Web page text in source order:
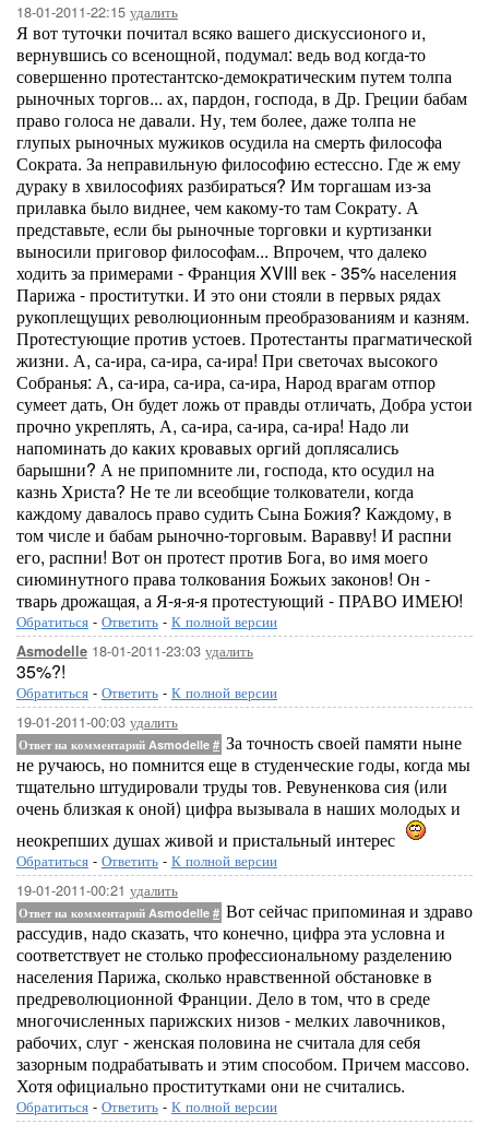
18-01-2011-22:15 удалить
Я вот туточки почитал всяко вашего дискуссионого и,
вернувшись со всенощной, подумал: ведь вод когда-то
совершенно протестантско-демократическим путем толпа
рыночных торгов... ах, пардон, господа, в Др. Греции бабам
право голоса не давали. Ну, тем более, даже толпа не
глупых рыночных мужиков осудила на смерть философа
Сократа. За неправильную философию естессно. Где ж ему
дураку в хвилософиях разбираться? Им торгашам из-за
прилавка было виднее, чем какому-то там Сократу. А
представьте, если бы рыночные торговки и куртизанки
выносили приговор философам... Впрочем, что далеко
ходить за примерами - Франция XVIII век - 35% населения
Парижа - проститутки. И это они стояли в первых рядах
рукоплещущих революционным преобразованиям и казням.
Протестующие против устоев. Протестанты прагматической
жизни. А, са-ира, са-ира, са-ира! При светочах высокого
Собранья: А, са-ира, са-ира, са-ира, Народ врагам отпор
сумеет дать, Он будет ложь от правды отличать, Добра устои
прочно укреплять, А, са-ира, са-ира, са-ира! Надо ли
напоминать до каких кровавых оргий доплясались
барышни? А не припомните ли, господа, кто осудил на
казнь Христа? Не те ли всеобщие толкователи, когда
каждому давалось право судить Сына Божия? Каждому, в
том числе и бабам рыночно-торговым. Варавву! И распни
его, распни! Вот он протест против Бога, во имя моего
сиюминутного права толкования Божьих законов! Он -
тварь дрожащая, а Я-я-я-я протестующий - ПРАВО ИМЕЮ!
Обратиться - Ответить - К полной версии
Asmodelle 18-01-2011-23:03 удалить
35%?!
Обратиться - Ответить - К полной версии
19-01-2011-00:03 удалить
Ответ на комментарий Asmodelle # За точность своей памяти ныне
не ручаюсь, но помнится еще в студенческие годы, когда мы
тщательно штудировали труды тов. Ревуненкова сия (или
очень близкая к оной) цифра вызывала в наших молодых и
неокрепших душах живой и пристальный интерес
Обратиться - Ответить - К полной версии
19-01-2011-00:21 удалить
Ответ на комментарий Asmodelle # Вот сейчас припоминая и здраво
рассудив, надо сказать, что конечно, цифра эта условна и
соответствует не столько профессиональному разделению
населения Парижа, сколько нравственной обстановке в
предреволюционной Франции. Дело в том, что в среде
многочисленных парижских низов - мелких лавочников,
рабочих, слуг - женская половина не считала для себя
зазорным подрабатывать и этим способом. Причем массово.
Хотя официально проститутками они не считались.
Обратиться - Ответить - К полной версии